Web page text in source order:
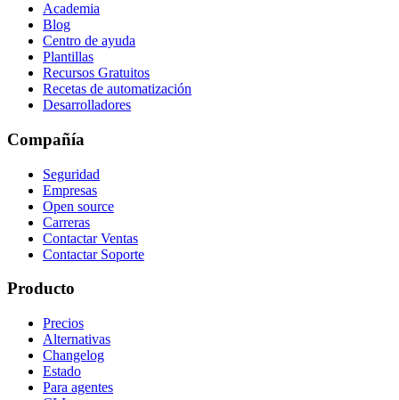
Academia
Blog
Centro de ayuda
Plantillas
Recursos Gratuitos
Recetas de automatización
Desarrolladores
Compañía
Seguridad
Empresas
Open source
Carreras
Contactar Ventas
Contactar Soporte
Producto
Precios
Alternativas
Changelog
Estado
Para agentes